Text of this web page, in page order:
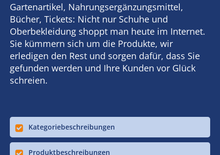
Gartenartikel, Nahrungsergänzungsmittel,
Bücher, Tickets: Nicht nur Schuhe und
Oberbekleidung shoppt man heute im Internet.
Sie kümmern sich um die Produkte, wir
erledigen den Rest und sorgen dafür, dass Sie
gefunden werden und Ihre Kunden vor Glück
schreien.
Kategoriebeschreibungen
Produktbeschreibungen